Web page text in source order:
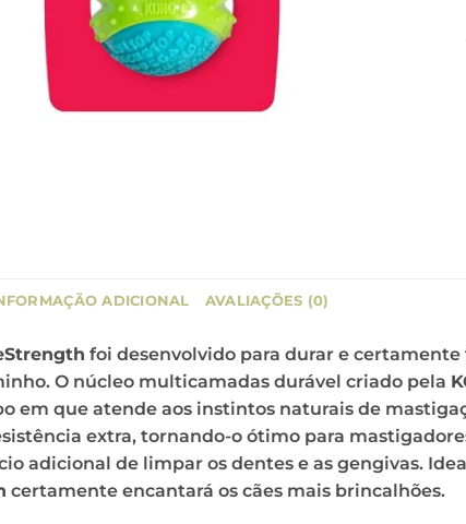
ADICIONAL AVALIAÇÕES (0)
foi desenvolvido para durar e certamente
O núcleo multicamadas durável criado pela
em que atende aos instintos naturais de
extra, tornando-o ótimo para
adicional de limpar os dentes e as gengivas.
certamente encantará os cães mais brincalhões.